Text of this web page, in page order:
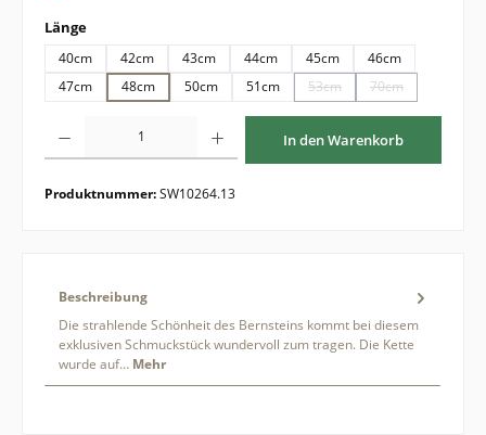
Längeauswählen
40cm 42cm 43cm 44cm 45cm
46cm
47cm
48cm 50cm 51cm 53cm
(Diese Option ist zurzeit
70cm
(Diese Option ist
In den Warenkorb
Produktnummer:SW10264.13
Beschreibung
Die strahlende Schönheit des Bernsteins kommt bei diesem
exklusiven Schmuckstück wundervoll zum tragen. Die Kette
wurde auf… Mehr